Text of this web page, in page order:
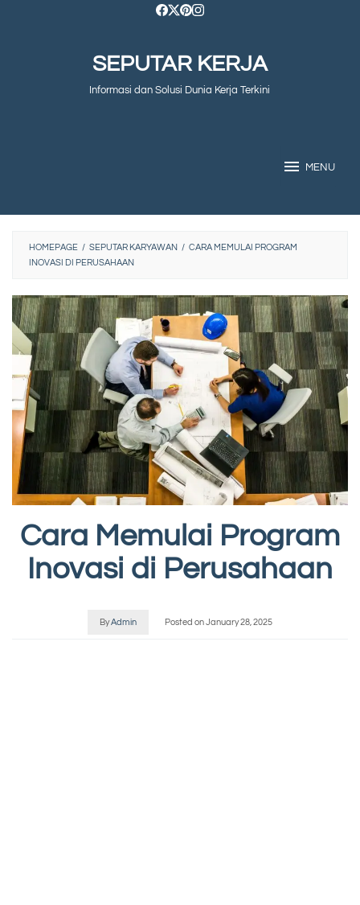
SEPUTAR KERJA
Informasi dan Solusi Dunia Kerja Terkini
MENU
HOMEPAGE / SEPUTAR KARYAWAN / CARA MEMULAI PROGRAM
INOVASI DI PERUSAHAAN
Cara Memulai Program
Inovasi di Perusahaan
ByAdmin Posted onJanuary 28, 2025